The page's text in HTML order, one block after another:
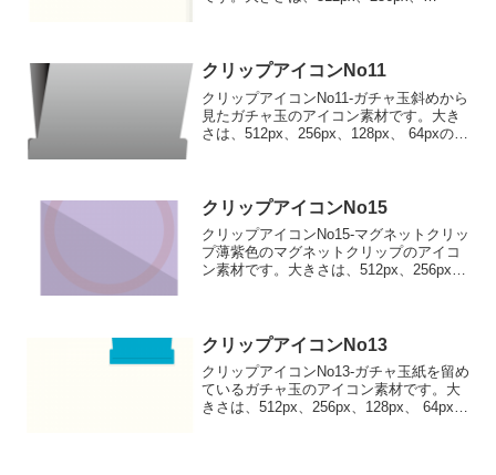
クリップアイコンNo11
クリップアイコンNo11-ガチャ玉斜めから
見たガチャ玉のアイコン素材です。大き
さは、512px、256px、128px、 64pxの4
クリップアイコンNo15
クリップアイコンNo15-マグネットクリッ
プ薄紫色のマグネットクリップのアイコ
ン素材です。大きさは、512px、256px、
クリップアイコンNo13
クリップアイコンNo13-ガチャ玉紙を留め
ているガチャ玉のアイコン素材です。大
きさは、512px、256px、128px、 64pxの